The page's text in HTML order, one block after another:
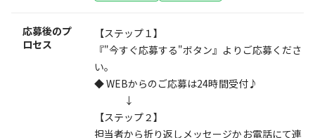
応募後のプ
ロセス
【ステップ１】
『"今すぐ応募する"ボタン』よりご応募くださ
い。
◆ WEBからのご応募は24時間受付♪
↓
【ステップ２】
担当者から折り返しメッセージかお電話にて連